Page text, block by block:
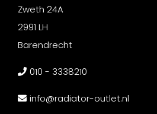
Zweth 24A
2991 LH
Barendrecht
010 - 3338210
info@radiator-outlet.nl